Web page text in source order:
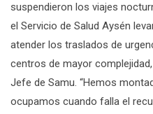
suspendieron los viajes
el Servicio de Salud Aysén
atender los traslados de
centros de mayor
Jefe de Samu. “Hemos
ocupamos cuando falla el